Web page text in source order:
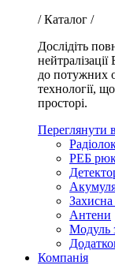
/ Каталог /
Дослідіть
до потужних
технології,
просторі.
Переглянути
РЕБ
Антени
Модуль
Компанія